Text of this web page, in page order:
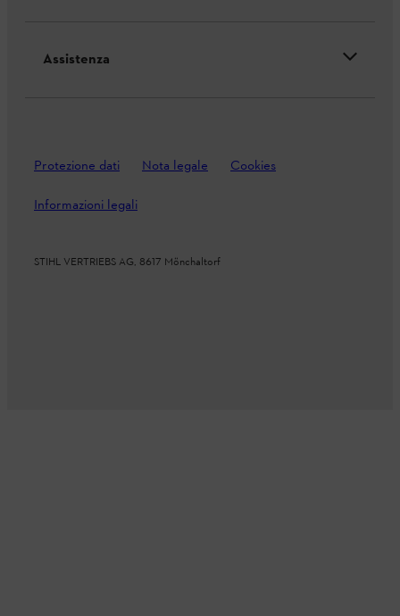
Assistenza
Protezione dati Nota legale Cookies
Informazioni legali
STIHL VERTRIEBS AG, 8617 Mönchaltorf